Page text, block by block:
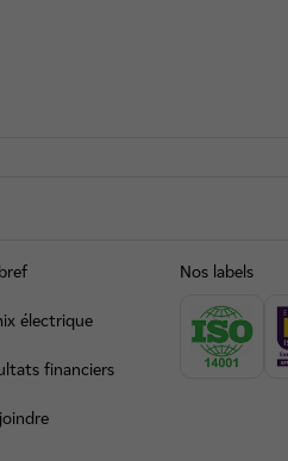
électrique
financiers
Nos labels